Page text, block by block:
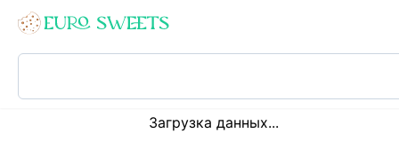
Loading...
Загрузка данных...